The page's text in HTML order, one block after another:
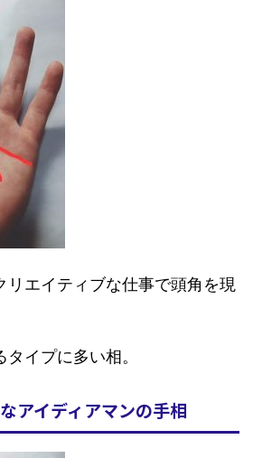
リエイティブな仕事で頭角を現
イプに多い相。
アイディアマンの手相